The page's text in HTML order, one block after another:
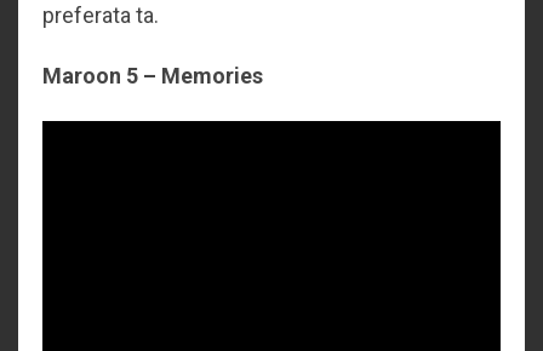
preferata ta.
Maroon 5 – Memories